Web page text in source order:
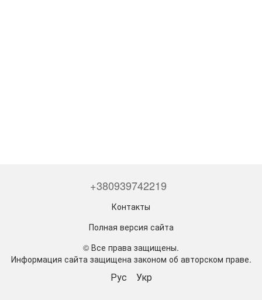
+380939742219
Контакты
Полная версия сайта
© Все права защищены.
Информация сайта защищена законом об авторском праве.
Рус Укр